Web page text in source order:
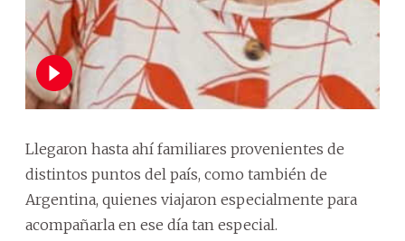
Llegaron hasta ahí familiares provenientes de
distintos puntos del país, como también de
Argentina, quienes viajaron especialmente para
acompañarla en ese día tan especial.